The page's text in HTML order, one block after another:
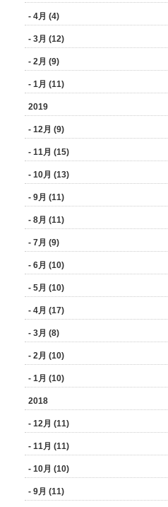
- 4月 (4)
- 3月 (12)
- 2月 (9)
- 1月 (11)
2019
- 12月 (9)
- 11月 (15)
- 10月 (13)
- 9月 (11)
- 8月 (11)
- 7月 (9)
- 6月 (10)
- 5月 (10)
- 4月 (17)
- 3月 (8)
- 2月 (10)
- 1月 (10)
2018
- 12月 (11)
- 11月 (11)
- 10月 (10)
- 9月 (11)